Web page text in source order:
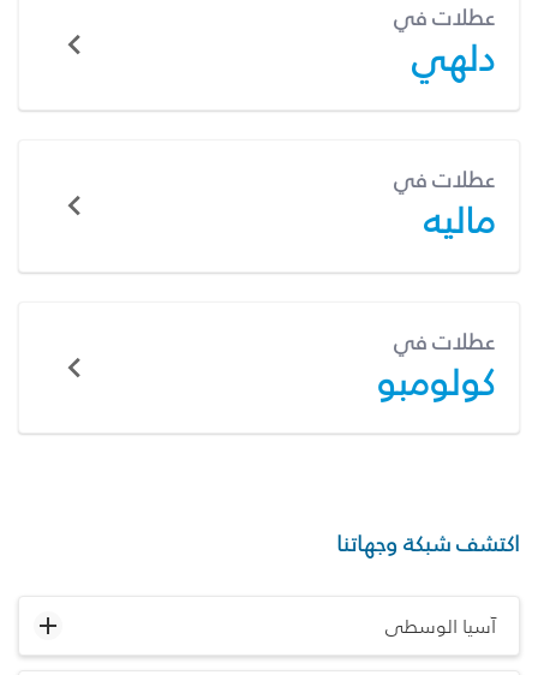
عطلات في
دلهي
عطلات في
ماليه
عطلات في
كولومبو
اكتشف شبكة وجهاتنا
آسيا الوسطى